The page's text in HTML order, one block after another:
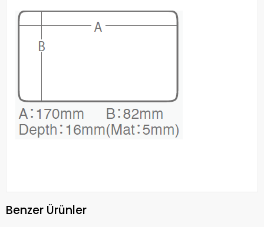
Benzer Ürünler